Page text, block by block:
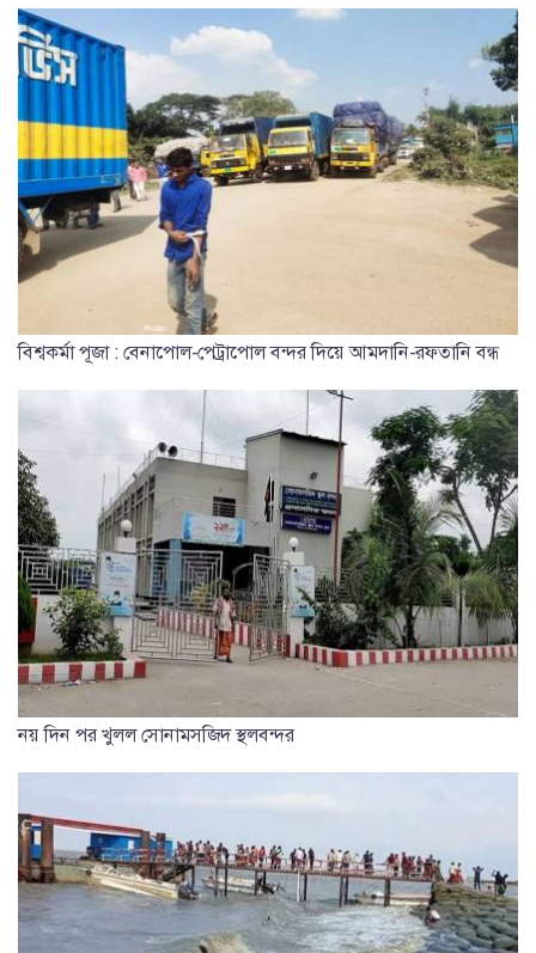
বিশ্বকর্মা পূজা : বেনাপোল-পেট্রাপোল বন্দর দিয়ে আমদানি-রফতানি বন্ধ
নয় দিন পর খুলল সোনামসজিদ স্থলবন্দর